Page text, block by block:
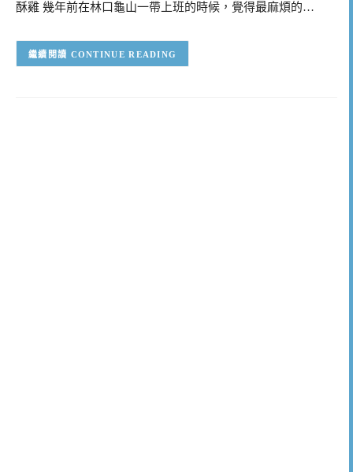
酥雞 幾年前在林口龜山一帶上班的時候，覺得最麻煩的…
CONTINUE READING